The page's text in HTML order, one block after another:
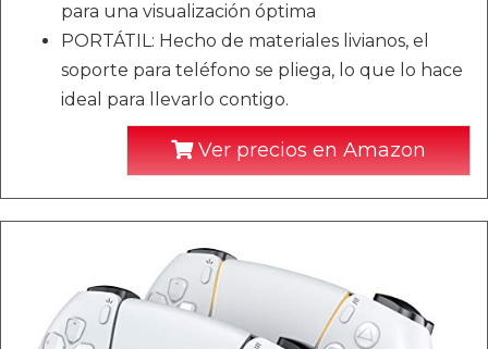
para una visualización óptima
PORTÁTIL: Hecho de materiales livianos, el
soporte para teléfono se pliega, lo que lo hace
ideal para llevarlo contigo.
Ver precios en Amazon